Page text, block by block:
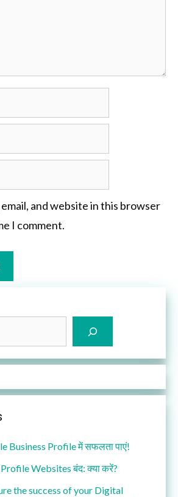
email, and website in this browser
I comment.
Business Profile में सफलता पाएं!
Websites बंद: क्या करें?
the success of your Digital